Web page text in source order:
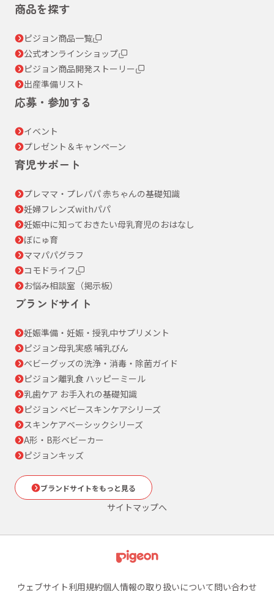
商品を探す
ピジョン商品一覧
公式オンラインショップ
ピジョン商品開発ストーリー
出産準備リスト
応募・参加する
イベント
プレゼント＆キャンペーン
育児サポート
プレママ・プレパパ 赤ちゃんの基礎知識
妊婦フレンズwithパパ
妊娠中に知っておきたい母乳育児のおはなし
ぼにゅ育
ママパパグラフ
コモドライフ
お悩み相談室（掲示板）
ブランドサイト
妊娠準備・妊娠・授乳中サプリメント
ピジョン母乳実感 哺乳びん
ベビーグッズの洗浄・消毒・除菌ガイド
ピジョン離乳食 ハッピーミール
乳歯ケア お手入れの基礎知識
ピジョン ベビースキンケアシリーズ
スキンケアベーシックシリーズ
A形・B形ベビーカー
ピジョンキッズ
ブランドサイトをもっと見る
サイトマップへ
ウェブサイト利用規約個人情報の取り扱いについて問い合わせ